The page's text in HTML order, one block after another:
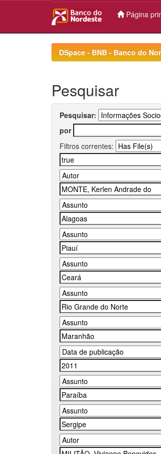
Página
DSpace - BNB - Banco do
Pesquisar
Pesquisar:
por
Filtros correntes: